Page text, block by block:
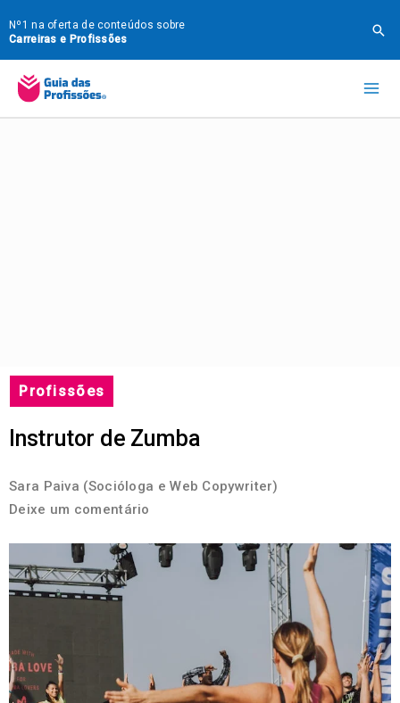
para
o
conteúdo
Nº1 na oferta de conteúdos sobre
Carreiras e Profissões
Profissões
Instrutor de Zumba
Sara Paiva (Socióloga e Web Copywriter)
Deixe um comentário